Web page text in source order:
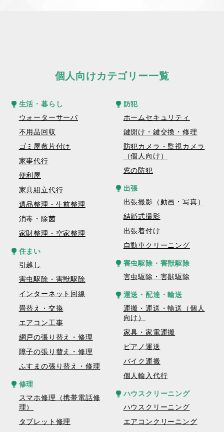
個人向けカテゴリー一覧
生活・暮らし
ウォーターサーバ
不用品回収
ゴミ屋敷片付け
家事代行
便利屋
家具組立代行
遺品整理・生前整理
消毒・除菌
家財整理・空家整理
住まい
引越し
害虫駆除・害獣駆除
インターネット回線
畳替え・交換
エアコン工事
網戸の張り替え・修理
障子の張り替え・修理
ふすまの張り替え・修理
修理
スマホ修理（携帯電話修
理）
タブレット修理
防犯
ホームセキュリティ
鍵開け・鍵交換・修理
防犯カメラ・監視カメラ
（個人向け）
窓の防犯
出張
出張撮影（動画・写真）
結婚式撮影
出張着付け
自動車クリーニング
害虫駆除・害獣駆除
害虫駆除・害獣駆除
運送・配達・輸送
運搬・運送・輸送（個人
向け）
家具・家電運搬
ピアノ運送
バイク運搬
個人輸入代行
ハウスクリーニング
ハウスクリーニング
エアコンクリーニング